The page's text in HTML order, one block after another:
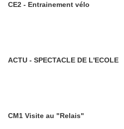
CE2 - Entrainement vélo
ACTU - SPECTACLE DE L'ECOLE
CM1 Visite au "Relais"